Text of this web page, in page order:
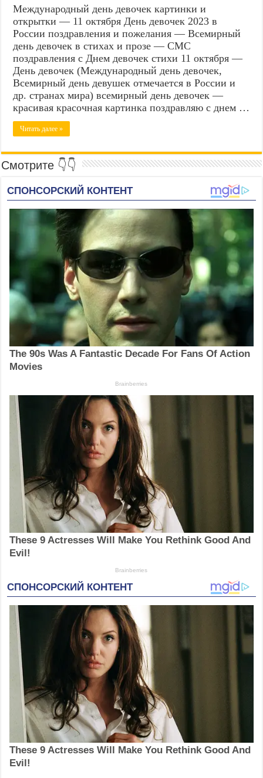
Международный день девочек картинки и
открытки — 11 октября День девочек 2023 в
России поздравления и пожелания — Всемирный
день девочек в стихах и прозе — СМС
поздравления с Днем девочек стихи 11 октября —
День девочек (Международный день девочек,
Всемирный день девушек отмечается в России и
др. странах мира) всемирный день девочек —
красивая красочная картинка поздравляю с днем …
Читать далее »
Смотрите 👇👇